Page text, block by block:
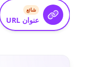
شائع
عنوان URL